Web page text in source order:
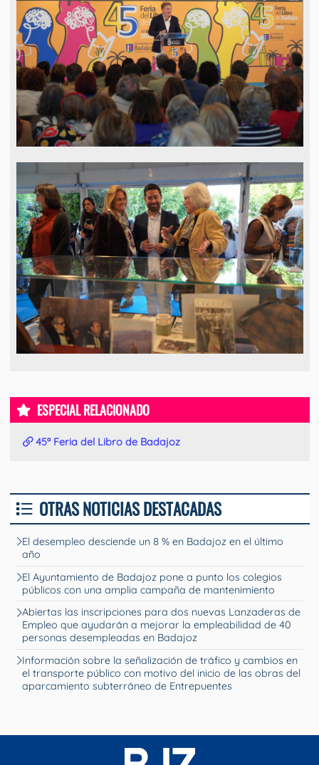
ESPECIAL RELACIONADO
45ª Feria del Libro de Badajoz
OTRAS NOTICIAS DESTACADAS
El desempleo desciende un 8 % en Badajoz en el último
año
El Ayuntamiento de Badajoz pone a punto los colegios
públicos con una amplia campaña de mantenimiento
Abiertas las inscripciones para dos nuevas Lanzaderas de
Empleo que ayudarán a mejorar la empleabilidad de 40
personas desempleadas en Badajoz
Información sobre la señalización de tráfico y cambios en
el transporte público con motivo del inicio de las obras del
aparcamiento subterráneo de Entrepuentes